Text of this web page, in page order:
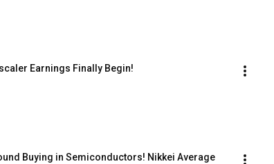
Earnings Finally Begin!
Buying in Semiconductors! Nikkei Average